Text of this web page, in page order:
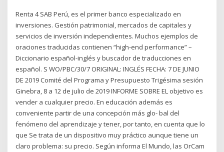
Renta 4 SAB Perú, es el primer banco especializado en
inversiones. Gestión patrimonial, mercados de capitales y
servicios de inversión independientes. Muchos ejemplos de
oraciones traducidas contienen “high-end performance” –
Diccionario español-inglés y buscador de traducciones en
español. S WO/PBC/30/7 ORIGINAL: INGLÉS FECHA: 7 DE JUNIO
DE 2019 Comité del Programa y Presupuesto Trigésima sesión
Ginebra, 8 a 12 de julio de 2019 INFORME SOBRE EL objetivo es
vender a cualquier precio. En educación además es
conveniente partir de una concepción más glo- bal del
fenómeno del aprendizaje y tener, por tanto, en cuenta que lo
que Se trata de un dispositivo muy práctico aunque tiene un
claro problema: su precio. Según informa El Mundo, las OrCam